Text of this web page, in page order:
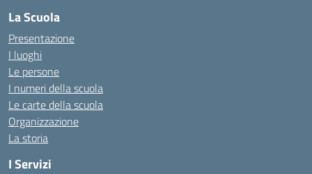
La Scuola
Presentazione
I luoghi
Le persone
I numeri della scuola
Le carte della scuola
Organizzazione
La storia
I Servizi